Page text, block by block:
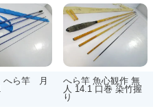
ら竿 月
へら竿 魚心観作 無
人 14.1 口巻 染竹握
り